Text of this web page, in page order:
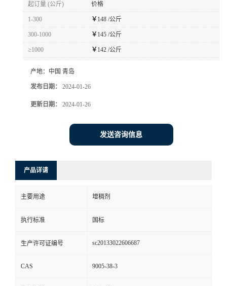
起订量 (公斤) 价格
1-300 ￥ 148 /公斤
300-1000 ￥ 145 /公斤
≥1000 ￥ 142 /公斤
产地： 中国 青岛
发布日期： 2024-01-26
更新日期： 2024-01-26
发送咨询信息
产品详请
主要用途 增稠剂
执行标准 国标
生产许可证编号 sc20133022606687
CAS 9005-38-3